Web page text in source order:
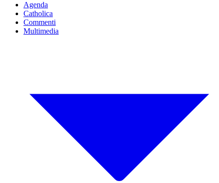
Agenda
Catholica
Commenti
Multimedia